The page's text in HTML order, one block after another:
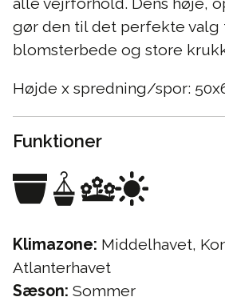
gør den til det perfekte valg
blomsterbede og store
Højde x spredning/spor:
Funktioner
Klimazone: Middelhavet,
Atlanterhavet
Sæson: Sommer